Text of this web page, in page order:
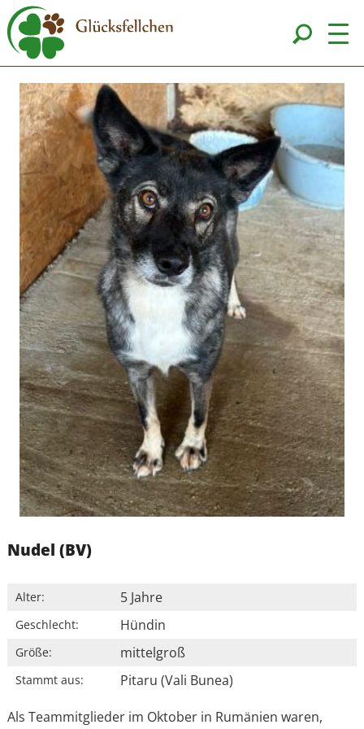
Nudel (BV)
Alter: 5 Jahre
Geschlecht: Hündin
Größe: mittelgroß
Stammt aus: Pitaru (Vali Bunea)
Als Teammitglieder im Oktober in Rumänien waren,